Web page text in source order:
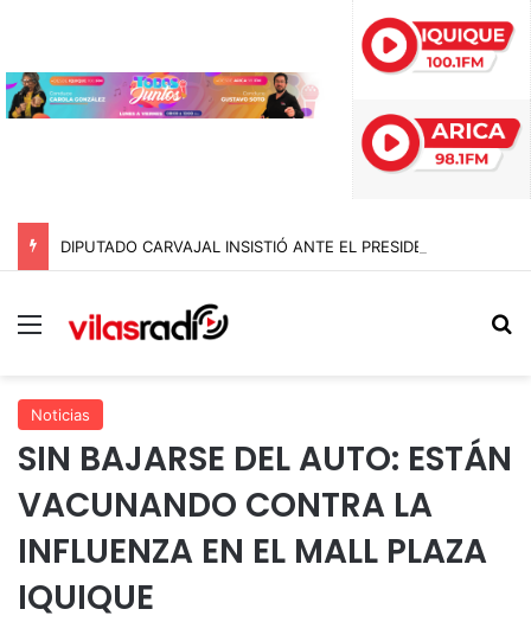
Menú
Noticias
SIN BAJARSE DEL AUTO: ESTÁN
VACUNANDO CONTRA LA
INFLUENZA EN EL MALL PLAZA
IQUIQUE